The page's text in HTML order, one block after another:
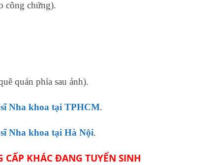
công chứng).
quán phía sau ảnh).
Nha khoa tại TPHCM.
Nha khoa tại Hà Nội.
CẤP KHÁC ĐANG TUYỂN SINH